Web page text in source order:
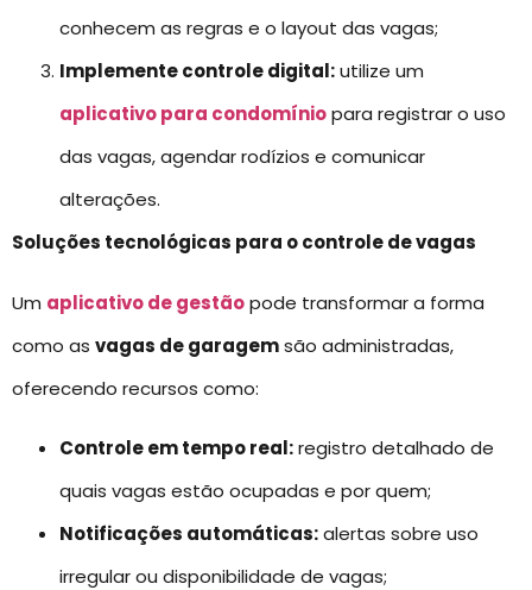
conhecem as regras e o layout das vagas;
Implemente controle digital:utilize um
aplicativo para condomíniopara registrar o uso
das vagas, agendar rodízios e comunicar
alterações.
Soluções tecnológicas para o controle de vagas
Um aplicativo de gestãopode transformar a forma
como as vagas de garagemsão administradas,
oferecendo recursos como:
Controle em tempo real:registro detalhado de
quais vagas estão ocupadas e por quem;
Notificações automáticas:alertas sobre uso
irregular ou disponibilidade de vagas;